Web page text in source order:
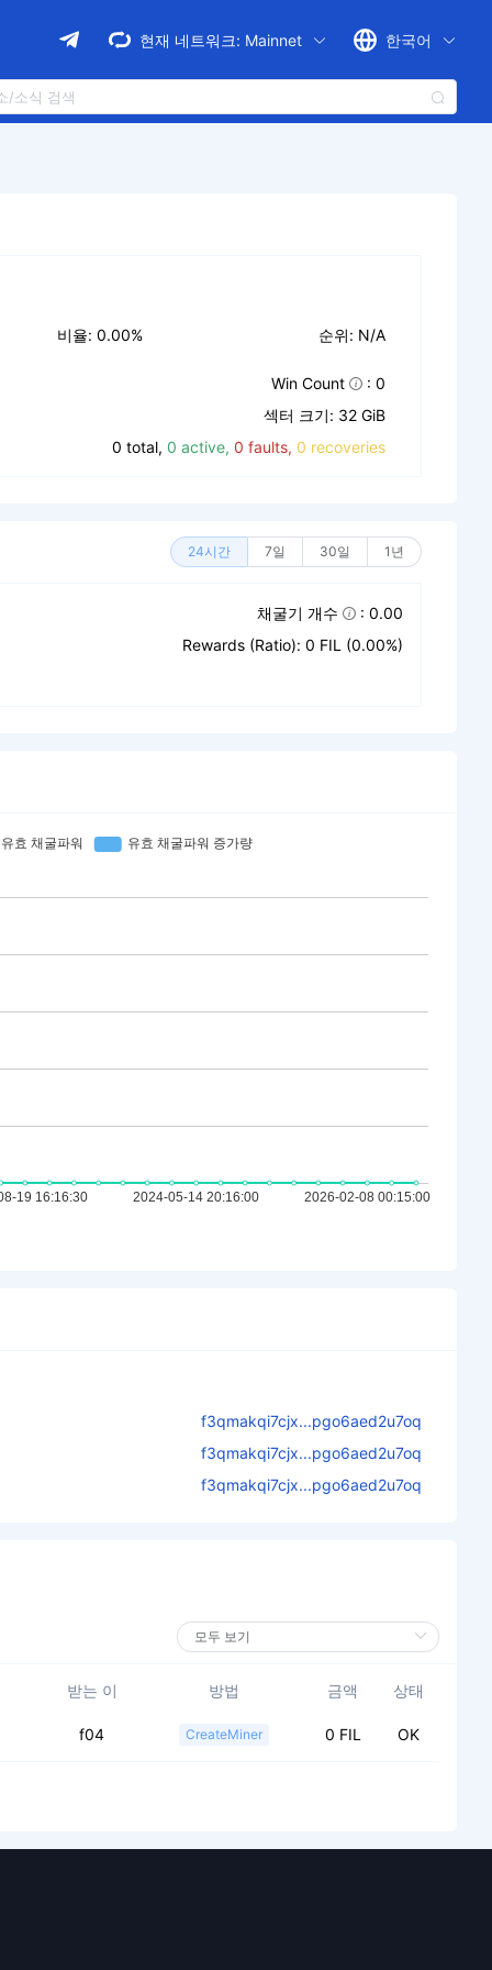
현재 네트워크: Mainnet 한국어
비율: 0.00% 순위: N/A
Win Count
: 0
섹터 크기: 32 GiB
0 total, 0 active, 0 faults, 0 recoveries
24시간 7일 30일 1년
채굴기 개수
: 0.00
Rewards (Ratio): 0 FIL (0.00%)
f3qmakqi7cjx...pgo6aed2u7oq
f3qmakqi7cjx...pgo6aed2u7oq
f3qmakqi7cjx...pgo6aed2u7oq
받는 이 방법 금액 상태
f04 CreateMiner 0 FIL OK